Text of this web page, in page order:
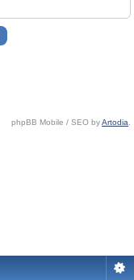
phpBB Mobile / SEO byArtodia.